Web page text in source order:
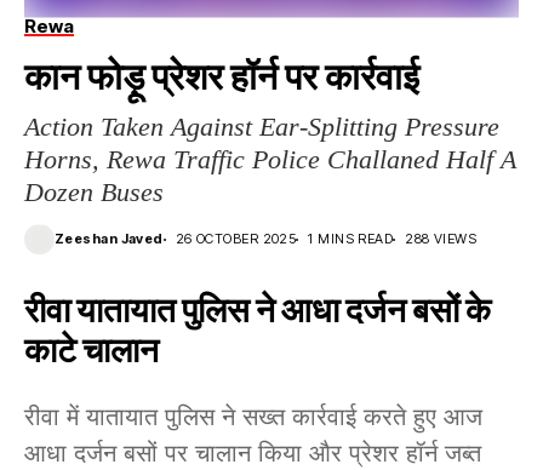
Rewa
कान फोड़ू प्रेशर हॉर्न पर कार्रवाई
Action Taken Against Ear-Splitting Pressure
Horns, Rewa Traffic Police Challaned Half A
Dozen Buses
Zeeshan Javed 26 OCTOBER 2025 1 MINS READ 288 VIEWS
रीवा यातायात पुलिस ने आधा दर्जन बसों के
काटे चालान
रीवा में यातायात पुलिस ने सख्त कार्रवाई करते हुए आज
आधा दर्जन बसों पर चालान किया और प्रेशर हॉर्न जब्त